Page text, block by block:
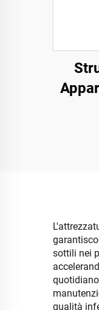
sottili nei
qualità